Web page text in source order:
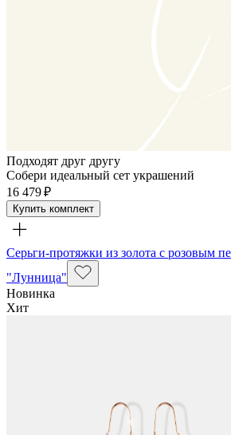
Подходят друг другу
Собери идеальный сет украшений
16 479 ₽
Купить комплект
Серьги-протяжки из золота с розовым
"Лунница"
Новинка
Хит